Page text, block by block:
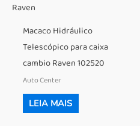
Raven
Macaco Hidráulico
Telescópico para caixa
cambio Raven 102520
Auto Center
LEIA MAIS